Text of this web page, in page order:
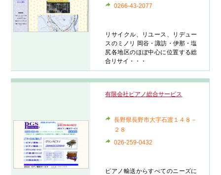
0266-43-2077
リサイクル、リユース、リデュー
スのミノリ 岡谷・諏訪・伊那・塩
尻各地区のほぼ中心に位置する総
合リサイ・・・
有限会社ピアノ総合サービス
長野県長野市大字石渡１４８－
２８
026-259-0432
ピアノ輸送からすべてのニーズに